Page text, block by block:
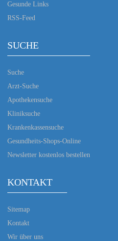
Gesunde Links
RSS-Feed
SUCHE
Suche
Arzt-Suche
Apothekensuche
Kliniksuche
Krankenkassensuche
Gesundheits-Shops-Online
Newsletter kostenlos bestellen
KONTAKT
Sitemap
Kontakt
Wir über uns